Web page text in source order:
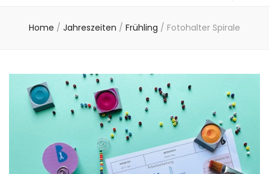
Home / Jahreszeiten / Frühling / Fotohalter Spirale